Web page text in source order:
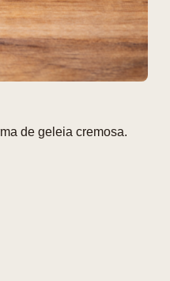
de geleia cremosa.